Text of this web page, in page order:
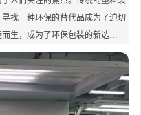
找一种环保的替代品成为了迫切
而生，成为了环保包装的新选…